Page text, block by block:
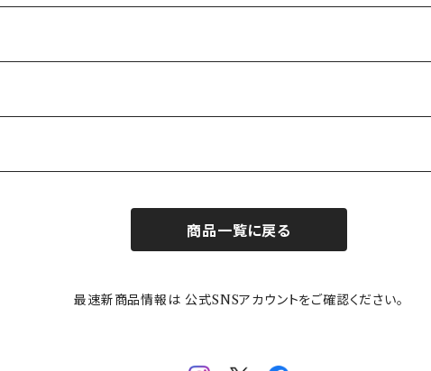
商品一覧に戻る
最速新商品情報は 公式SNSアカウントをご確認ください。